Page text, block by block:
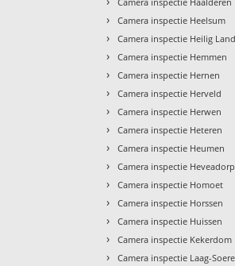
› Camera inspectie Heelsum
› Camera inspectie Heilig
› Camera inspectie Hemmen
› Camera inspectie Hernen
› Camera inspectie Herveld
› Camera inspectie Herwen
› Camera inspectie Heteren
› Camera inspectie Heumen
› Camera inspectie Heveadorp
› Camera inspectie Homoet
› Camera inspectie Horssen
› Camera inspectie Huissen
› Camera inspectie Kekerdom
› Camera inspectie Laag-